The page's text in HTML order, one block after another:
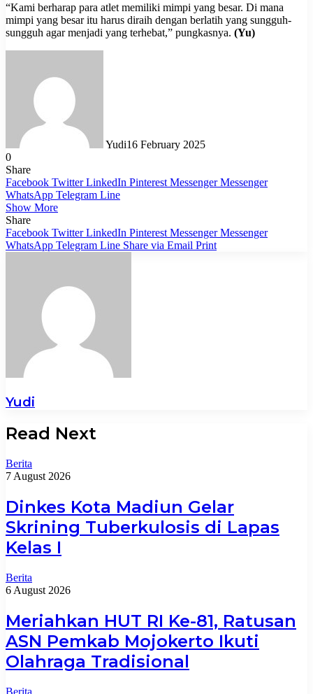
“Kami berharap para atlet memiliki mimpi yang besar. Di mana
mimpi yang besar itu harus diraih dengan berlatih yang sungguh-
sungguh agar menjadi yang terhebat,” pungkasnya. (Yu)
Yudi16 February 2025
0
Share
Facebook Twitter LinkedIn Pinterest Messenger Messenger
WhatsApp Telegram Line
Show More
Share
Facebook Twitter LinkedIn Pinterest Messenger Messenger
WhatsApp Telegram Line Share via Email Print
Yudi
Read Next
Berita
7 August 2026
Dinkes Kota Madiun Gelar
Skrining Tuberkulosis di Lapas
Kelas I
Berita
6 August 2026
Meriahkan HUT RI Ke-81, Ratusan
ASN Pemkab Mojokerto Ikuti
Olahraga Tradisional
Berita